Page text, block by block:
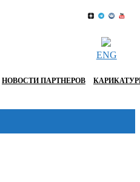
ENG
НОВОСТИ ПАРТНЕРОВ